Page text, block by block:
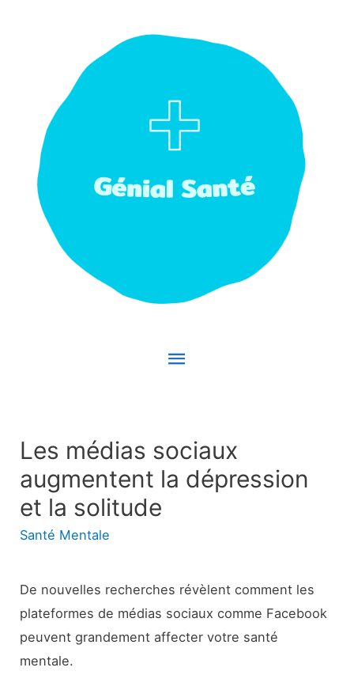
Menu
Les médias sociaux
augmentent la dépression
et la solitude
Santé Mentale
De nouvelles recherches révèlent comment les
plateformes de médias sociaux comme Facebook
peuvent grandement affecter votre santé
mentale.